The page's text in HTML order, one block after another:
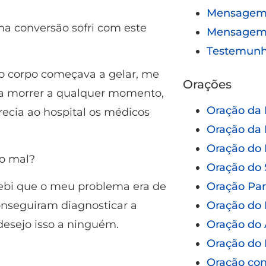
conversão sofri com este
corpo começava a gelar, me
morrer a qualquer momento,
ao hospital os médicos
mal?
que o meu problema era de
diagnosticar a
isso a ninguém.
Orações
Oração da
Oração da
Oração do
Oração do
Oração
Oração do
Oração do
Oração do
Oração